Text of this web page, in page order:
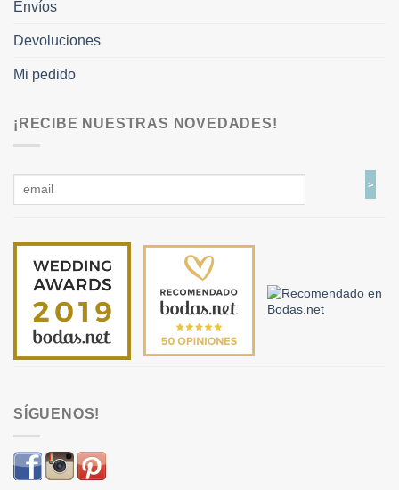
Envíos
Devoluciones
Mi pedido
¡RECIBE NUESTRAS NOVEDADES!
SÍGUENOS!